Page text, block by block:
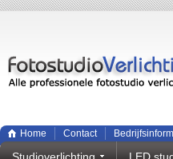
Home Contact